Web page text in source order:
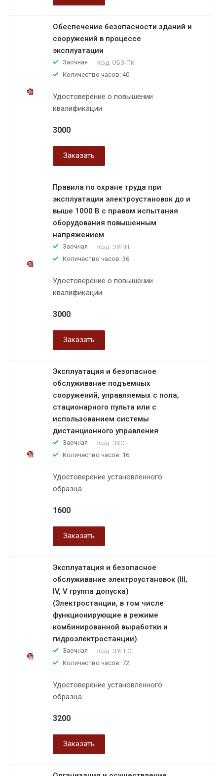
Обеспечение безопасности зданий и
сооружений в процессе
эксплуатации
Заочная Код: ОБЗ-ПК
Количество часов: 40
Удостоверение о повышении
квалификации
3000
Заказать
Правила по охране труда при
эксплуатации электроустановок до и
выше 1000 В с правом испытания
оборудования повышенным
напряжением
Заочная Код: ЭУПН
Количество часов: 36
Удостоверение о повышении
квалификации
3000
Заказать
Эксплуатация и безопасное
обслуживание подъемных
сооружений, управляемых с пола,
стационарного пульта или с
использованием системы
дистанционного управления
Заочная Код: ЭКСП
Количество часов: 16
Удостоверение установленного
образца
1600
Заказать
Эксплуатация и безопасное
обслуживание электроустановок (III,
IV, V группа допуска)
(Электростанции, в том числе
функционирующие в режиме
комбинированной выработки и
гидроэлектростанции)
Заочная Код: ЭУГЕС
Количество часов: 72
Удостоверение установленного
образца
3200
Заказать